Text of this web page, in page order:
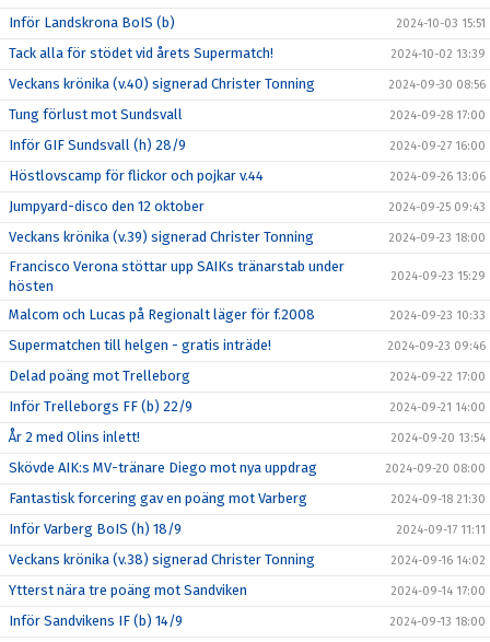
Inför Landskrona BoIS (b) 2024-10-03 15:51
Tack alla för stödet vid årets Supermatch! 2024-10-02 13:39
Veckans krönika (v.40) signerad Christer Tonning 2024-09-30 08:56
Tung förlust mot Sundsvall 2024-09-28 17:00
Inför GIF Sundsvall (h) 28/9 2024-09-27 16:00
Höstlovscamp för flickor och pojkar v.44 2024-09-26 13:06
Jumpyard-disco den 12 oktober 2024-09-25 09:43
Veckans krönika (v.39) signerad Christer Tonning 2024-09-23 18:00
Francisco Verona stöttar upp SAIKs tränarstab under
hösten
2024-09-23 15:29
Malcom och Lucas på Regionalt läger för f.2008 2024-09-23 10:33
Supermatchen till helgen - gratis inträde! 2024-09-23 09:46
Delad poäng mot Trelleborg 2024-09-22 17:00
Inför Trelleborgs FF (b) 22/9 2024-09-21 14:00
År 2 med Olins inlett! 2024-09-20 13:54
Skövde AIK:s MV-tränare Diego mot nya uppdrag 2024-09-20 08:00
Fantastisk forcering gav en poäng mot Varberg 2024-09-18 21:30
Inför Varberg BoIS (h) 18/9 2024-09-17 11:11
Veckans krönika (v.38) signerad Christer Tonning 2024-09-16 14:02
Ytterst nära tre poäng mot Sandviken 2024-09-14 17:00
Inför Sandvikens IF (b) 14/9 2024-09-13 18:00